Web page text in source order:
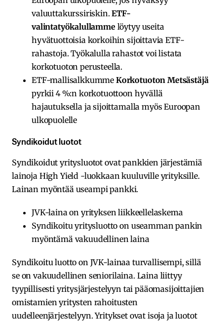
valuuttakurssiriskin.ETF-
valintatyökalullammelöytyy useita
hyvätuottoisia korkoihin sijoittavia ETF-
rahastoja. Työkalulla rahastot voi listata
korkotuoton perusteella.
ETF-mallisalkkumme Korkotuoton Metsästäjä
pyrkii 4 %:n korkotuottoon hyvällä
hajautuksella ja sijoittamalla myös Euroopan
ulkopuolelle
Syndikoidut luotot
Syndikoidut yritysluotot ovat pankkien järjestämiä
lainoja High Yield -luokkaan kuuluville yrityksille.
Lainan myöntää useampi pankki.
JVK-laina on yrityksen liikkeellelaskema
Syndikoitu yritysluotto on useamman pankin
myöntämä vakuudellinen laina
Syndikoitu luotto on JVK-lainaa turvallisempi, sillä
se on vakuudellinen seniorilaina. Laina liittyy
tyypillisesti yritysjärjestelyyn tai pääomasijoittajien
omistamien yritysten rahoitusten
uudelleenjärjestelyyn. Yritykset ovat isoja ja luotot